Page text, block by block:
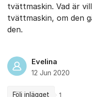
tvättmaskin. Vad är
tvättmaskin, om den
den.
Evelina
12 Jun 2020
Följ inlägget 1